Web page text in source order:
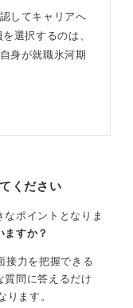
してキャリアへ
選択するのは、
身が就職氷河期
ください
ポイントとなりま
すか？
接力を把握できる
質問に答えるだけ
ります。